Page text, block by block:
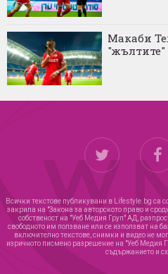
Макаби
"жълтите"
Всички текстове публикувани в Lifestyle.bg са
закрила на "Закона за авторското право и
собственост на "Уеб Медия Груп" АД,
свободното им ползване или се използват на
включително текстове, снимки и видео не
изричното писмено разрешение на "Уеб Медия
съдържанието и